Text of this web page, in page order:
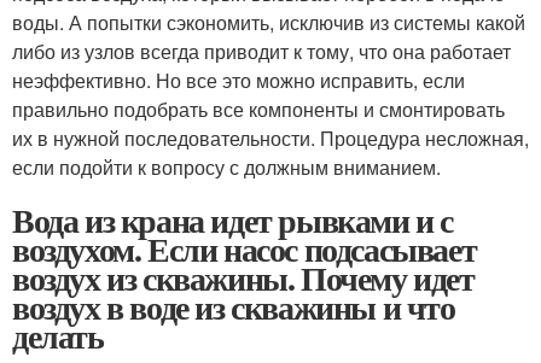
воды. А попытки сэкономить, исключив из системы какой
либо из узлов всегда приводит к тому, что она работает
неэффективно. Но все это можно исправить, если
правильно подобрать все компоненты и смонтировать
их в нужной последовательности. Процедура несложная,
если подойти к вопросу с должным вниманием.
Вода из крана идет рывками и с
воздухом. Если насос подсасывает
воздух из скважины. Почему идет
воздух в воде из скважины и что
делать